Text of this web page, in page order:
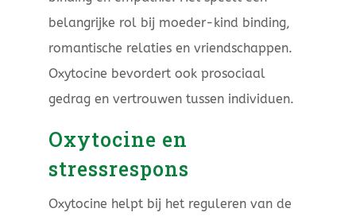
belangrijke rol bij moeder-kind binding,
romantische relaties en vriendschappen.
Oxytocine bevordert ook prosociaal
gedrag en vertrouwen tussen individuen.
Oxytocine en
stressrespons
Oxytocine helpt bij het reguleren van de